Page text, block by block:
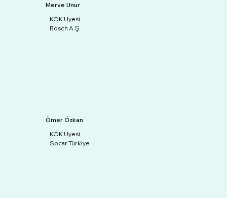
Merve Unur
KÖK Üyesi
Bosch A.Ş.
Ömer Özkan
KÖK Üyesi
Socar Türkiye